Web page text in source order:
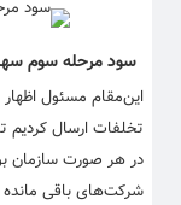
سود مرحله سوم
این‌مقام مسئول
تخلفات ارسال کردیم
در هر صورت سازمان
شرکت‌های باقی